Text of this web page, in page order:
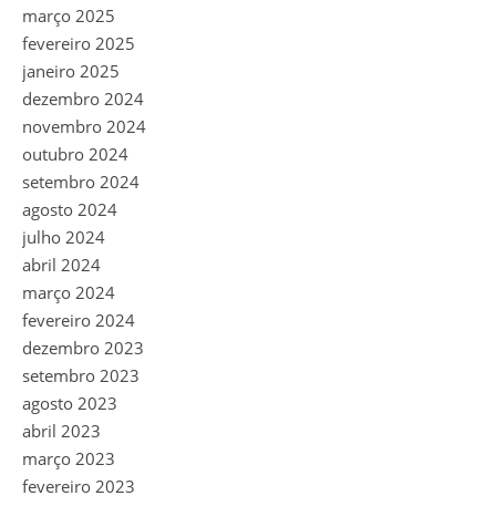
março 2025
fevereiro 2025
janeiro 2025
dezembro 2024
novembro 2024
outubro 2024
setembro 2024
agosto 2024
julho 2024
abril 2024
março 2024
fevereiro 2024
dezembro 2023
setembro 2023
agosto 2023
abril 2023
março 2023
fevereiro 2023